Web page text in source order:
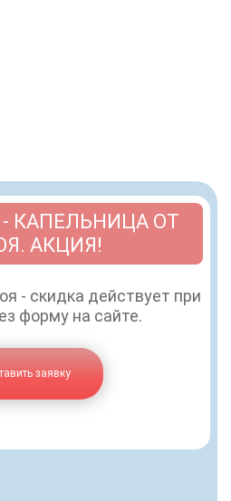
- КАПЕЛЬНИЦА ОТ
АКЦИЯ!
- скидка действует при
форму на сайте.
заявку